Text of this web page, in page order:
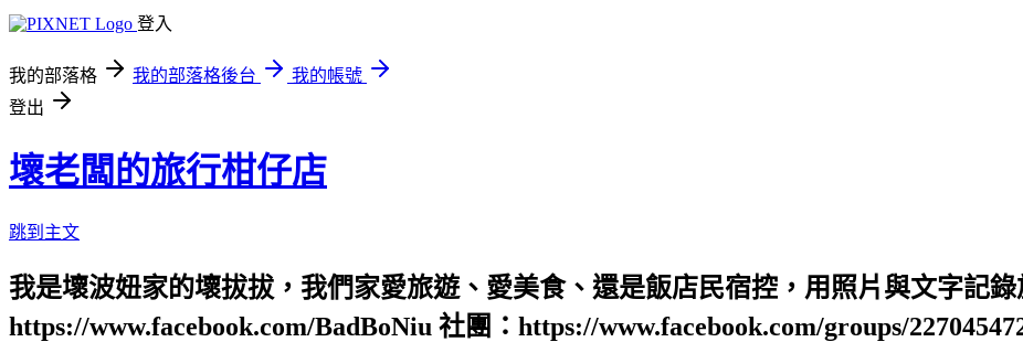
登入
我的部落格 我的部落格後台
我的帳號
登出
壞老闆的旅行柑仔店
跳到主文
我是壞波妞家的壞拔拔，我們家愛旅遊、愛美食、還是飯店民宿控，用照片與文字記錄
https://www.facebook.com/BadBoNiu 社團：https://www.facebook.com/groups/